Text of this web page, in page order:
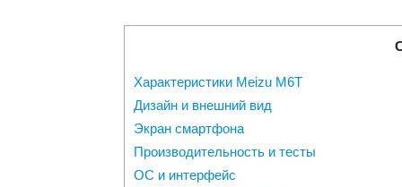
Характеристики Meizu M6T
Дизайн и внешний вид
Экран смартфона
Производительность и тесты
ОС и интерфейс